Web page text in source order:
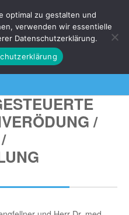
Krampfadern,
& Co
/
optimal zu gestalten und
verwenden wir essentielle
Datenschutzerklärung.